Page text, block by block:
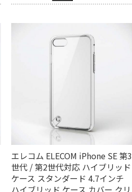
エレコム ELECOM iPhone SE 第3
世代 / 第2世代対応 ハイブリッド
ケース スタンダード 4.7インチ
ハイブリッド ケース カバー クリ